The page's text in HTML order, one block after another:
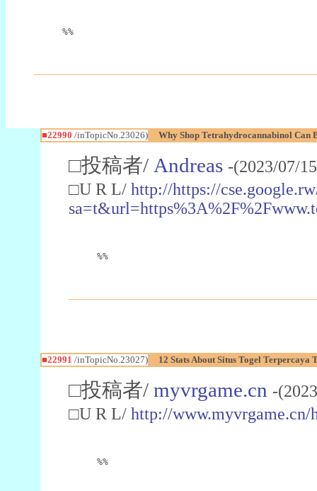
%%
■22990 /inTopicNo.23026) Why Shop Tetrahydrocannabinol Can
□投稿者/ Andreas -(2023/07/
□U R L/ http://https://
%%
■22991 /inTopicNo.23027) 12 Stats About Situs Togel Terpercaya
□投稿者/ myvrgame.cn -
□U R L/ http://www.myvrgame.cn/
%%